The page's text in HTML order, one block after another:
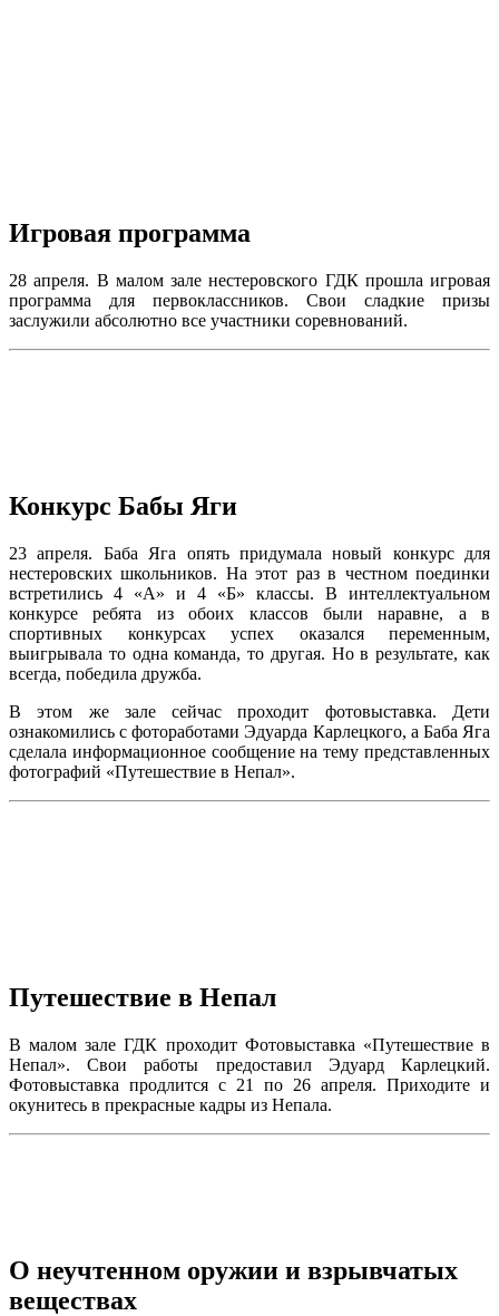
Игровая программа
28 апреля. В малом зале нестеровского ГДК прошла игровая
программа для первоклассников. Свои сладкие призы
заслужили абсолютно все участники соревнований.
Конкурс Бабы Яги
23 апреля. Баба Яга опять придумала новый конкурс для
нестеровских школьников. На этот раз в честном поединки
встретились 4 «А» и 4 «Б» классы. В интеллектуальном
конкурсе ребята из обоих классов были наравне, а в
спортивных конкурсах успех оказался переменным,
выигрывала то одна команда, то другая. Но в результате, как
всегда, победила дружба.
В этом же зале сейчас проходит фотовыставка. Дети
ознакомились с фотоработами Эдуарда Карлецкого, а Баба Яга
сделала информационное сообщение на тему представленных
фотографий «Путешествие в Непал».
Путешествие в Непал
В малом зале ГДК проходит Фотовыставка «Путешествие в
Непал». Свои работы предоставил Эдуард Карлецкий.
Фотовыставка продлится с 21 по 26 апреля. Приходите и
окунитесь в прекрасные кадры из Непала.
О неучтенном оружии и взрывчатых
веществах